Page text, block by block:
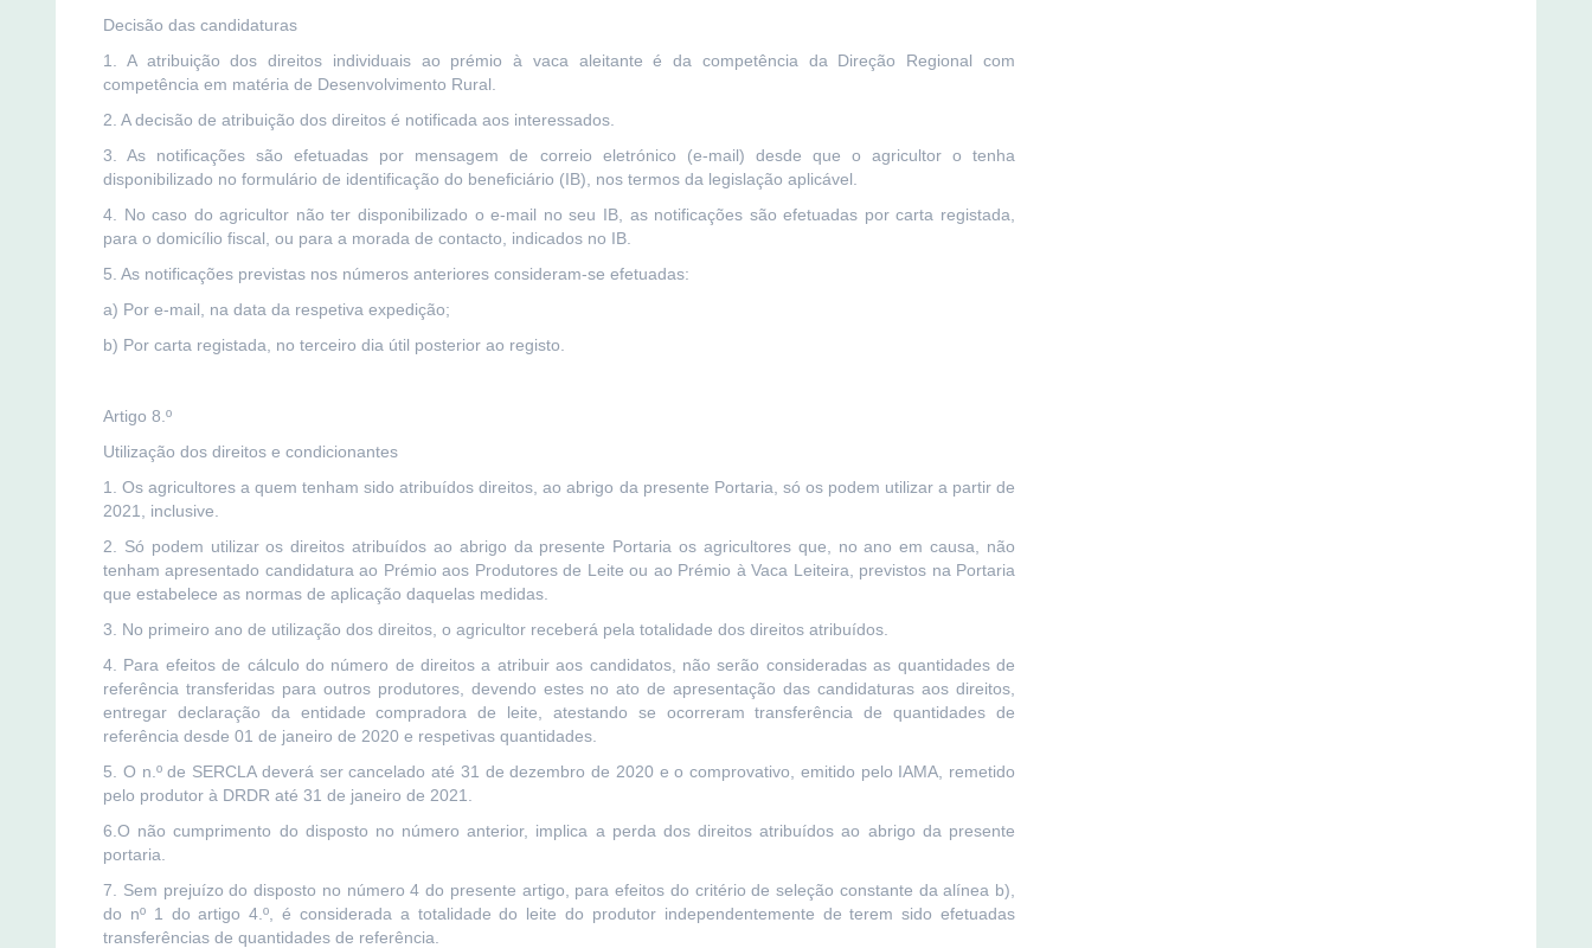
Decisão das candidaturas
1. A atribuição dos direitos individuais ao prémio à vaca aleitante é da competência da Direção Regional com
competência em matéria de Desenvolvimento Rural.
2. A decisão de atribuição dos direitos é notificada aos interessados.
3. As notificações são efetuadas por mensagem de correio eletrónico (e-mail) desde que o agricultor o tenha
disponibilizado no formulário de identificação do beneficiário (IB), nos termos da legislação aplicável.
4. No caso do agricultor não ter disponibilizado o e-mail no seu IB, as notificações são efetuadas por carta registada,
para o domicílio fiscal, ou para a morada de contacto, indicados no IB.
5. As notificações previstas nos números anteriores consideram-se efetuadas:
a) Por e-mail, na data da respetiva expedição;
b) Por carta registada, no terceiro dia útil posterior ao registo.
Artigo 8.º
Utilização dos direitos e condicionantes
1. Os agricultores a quem tenham sido atribuídos direitos, ao abrigo da presente Portaria, só os podem utilizar a partir de
2021, inclusive.
2. Só podem utilizar os direitos atribuídos ao abrigo da presente Portaria os agricultores que, no ano em causa, não
tenham apresentado candidatura ao Prémio aos Produtores de Leite ou ao Prémio à Vaca Leiteira, previstos na Portaria
que estabelece as normas de aplicação daquelas medidas.
3. No primeiro ano de utilização dos direitos, o agricultor receberá pela totalidade dos direitos atribuídos.
4. Para efeitos de cálculo do número de direitos a atribuir aos candidatos, não serão consideradas as quantidades de
referência transferidas para outros produtores, devendo estes no ato de apresentação das candidaturas aos direitos,
entregar declaração da entidade compradora de leite, atestando se ocorreram transferência de quantidades de
referência desde 01 de janeiro de 2020 e respetivas quantidades.
5. O n.º de SERCLA deverá ser cancelado até 31 de dezembro de 2020 e o comprovativo, emitido pelo IAMA, remetido
pelo produtor à DRDR até 31 de janeiro de 2021.
6.O não cumprimento do disposto no número anterior, implica a perda dos direitos atribuídos ao abrigo da presente
portaria.
7. Sem prejuízo do disposto no número 4 do presente artigo, para efeitos do critério de seleção constante da alínea b),
do nº 1 do artigo 4.º, é considerada a totalidade do leite do produtor independentemente de terem sido efetuadas
transferências de quantidades de referência.